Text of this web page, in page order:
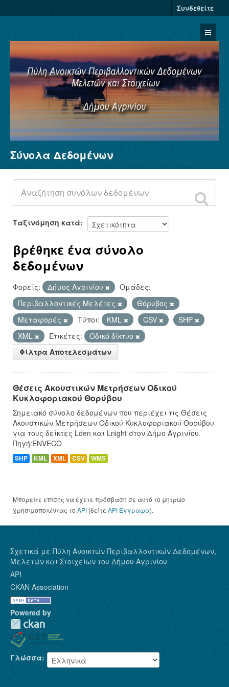
Συνδεθείτε
Σύνολα Δεδομένων
Φορείς
Ομάδες
Σχετικά
Σύνολα Δεδομένων
Ταξινόμηση κατά
βρέθηκε ένα σύνολο
δεδομένων
Φορείς: Δήμος Αγρινίου
Ομάδες:
Περιβαλλοντικές Μελέτες
Θόρυβος
Μεταφορές
Τύποι: KML CSV
SHP
XML
Ετικέτες:
Οδικό δίκτυο
Φίλτρα Αποτελεσμάτων
Θέσεις Ακουστικών Μετρήσεων Οδικού
Κυκλοφοριακού Θορύβου
Σημειακό σύνολο δεδομένων που περιέχει τις Θέσεις
Ακουστικών Μετρήσεων Οδικού Κυκλοφοριακού Θορύβου
για τους δείκτες Lden και Lnight στον Δήμο Αγρινίου.
Πηγή:ENVECO
SHP KML XML CSV WMS
Μπορείτε επίσης να έχετε πρόσβαση σε αυτό το μητρώο
χρησιμοποιώντας το API (δείτε API Έγγραφα).
Σχετικά με Πύλη Ανοικτών Περιβαλλοντικών Δεδομένων,
Μελετών και Στοιχείων του Δήμου Αγρινίου
API
CKAN Association
Powered by
Γλώσσα